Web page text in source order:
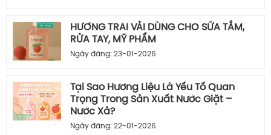
HƯƠNG TRÁI VẢI DÙNG CHO SỮA TẮM,
RỬA TAY, MỸ PHẨM
Ngày đăng: 23-01-2026
Tại Sao Hương Liệu Là Yếu Tố Quan
Trọng Trong Sản Xuất Nước Giặt –
Nước Xả?
Ngày đăng: 22-01-2026